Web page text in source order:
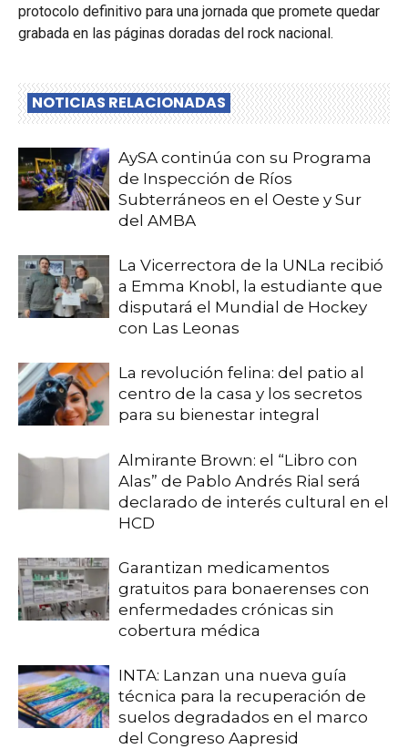
protocolo definitivo para una jornada que promete quedar
grabada en las páginas doradas del rock nacional.
NOTICIAS RELACIONADAS
AySA continúa con su Programa
de Inspección de Ríos
Subterráneos en el Oeste y Sur
del AMBA
La Vicerrectora de la UNLa recibió
a Emma Knobl, la estudiante que
disputará el Mundial de Hockey
con Las Leonas
La revolución felina: del patio al
centro de la casa y los secretos
para su bienestar integral
Almirante Brown: el “Libro con
Alas” de Pablo Andrés Rial será
declarado de interés cultural en el
HCD
Garantizan medicamentos
gratuitos para bonaerenses con
enfermedades crónicas sin
cobertura médica
INTA: Lanzan una nueva guía
técnica para la recuperación de
suelos degradados en el marco
del Congreso Aapresid